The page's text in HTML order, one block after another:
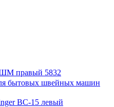
правый 5832
бытовых швейных машин
BC-15 левый